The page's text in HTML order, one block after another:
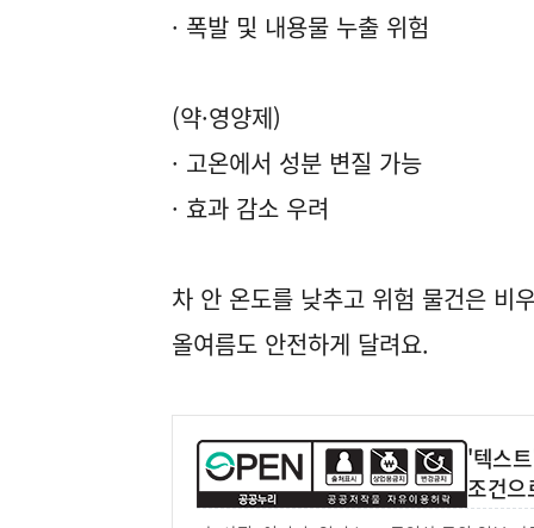
· 폭발 및 내용물 누출 위험
(약·영양제)
· 고온에서 성분 변질 가능
· 효과 감소 우려
차 안 온도를 낮추고 위험 물건은 비
올여름도 안전하게 달려요.
'텍스
조건